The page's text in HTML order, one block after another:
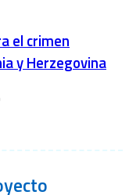
el crimen
y Herzegovina